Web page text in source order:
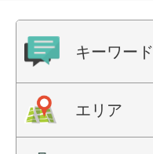
キーワード
エリア